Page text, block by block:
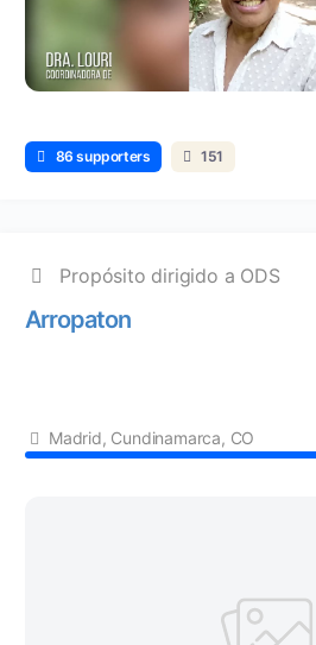
86 supporters 151
Propósito dirigido a ODS
Arropaton
Madrid, Cundinamarca, CO